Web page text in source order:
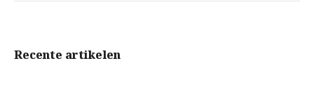
Recente artikelen